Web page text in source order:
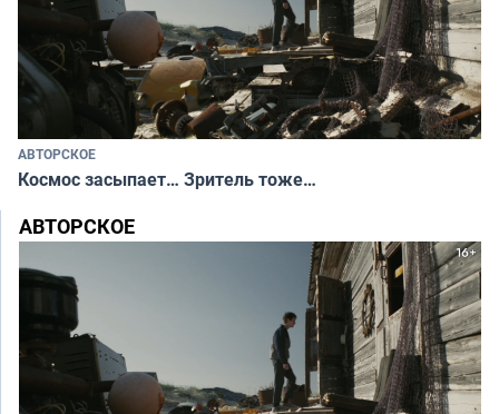
АВТОРСКОЕ
Космос засыпает… Зритель тоже…
АВТОРСКОЕ